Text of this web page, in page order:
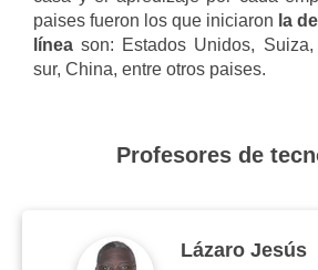
paises fueron los que iniciaron la
línea son: Estados Unidos,
sur, China, entre otros paises.
Profesores de
Lázaro Jesús